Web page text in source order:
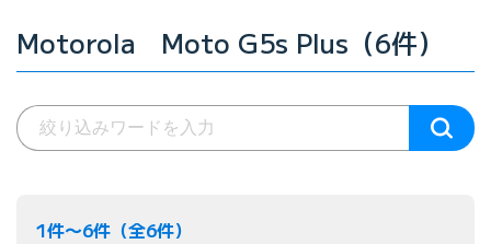
Motorola Moto G5s Plus（6件）
1件〜6件（全6件）